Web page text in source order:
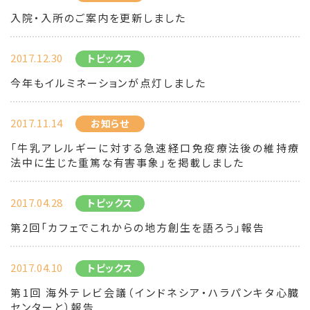
入院・入所のご案内を更新しました
2017.12.30 トピックス
今年もイルミネーションが点灯しました
2017.11.14 お知らせ
「牛乳アレルギーに対する急速経口免疫療法後の維持療
法中に生じた重篤な有害事象」を掲載しました
2017.04.28 トピックス
第2回「カフェでこれからの地方創生を語ろう」報告
2017.04.10 トピックス
第1回 海外テレビ会議（インドネシア・ハラパンキタ心臓
センターと）報告